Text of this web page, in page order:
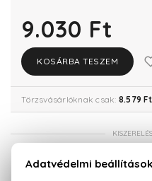
9.030 Ft
KOSÁRBA TESZEM
Törzsvásárlóknak csak: 8.579 Ft
30 ml